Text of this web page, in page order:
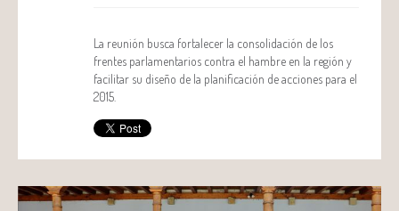
La reunión busca fortalecer la consolidación de los
frentes parlamentarios contra el hambre en la región y
facilitar su diseño de la planificación de acciones para el
2015.